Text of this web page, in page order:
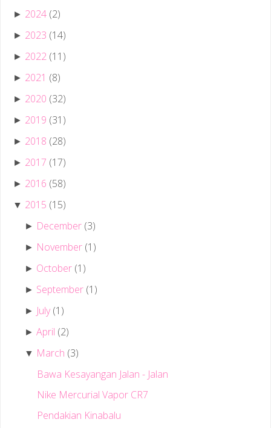
► 2024 (2)
► 2023 (14)
► 2022 (11)
► 2021 (8)
► 2020 (32)
► 2019 (31)
► 2018 (28)
► 2017 (17)
► 2016 (58)
▼ 2015 (15)
► December (3)
► November (1)
► October (1)
► September (1)
► July (1)
►April (2)
▼ March (3)
Bawa Kesayangan Jalan - Jalan
Nike Mercurial Vapor CR7
Pendakian Kinabalu